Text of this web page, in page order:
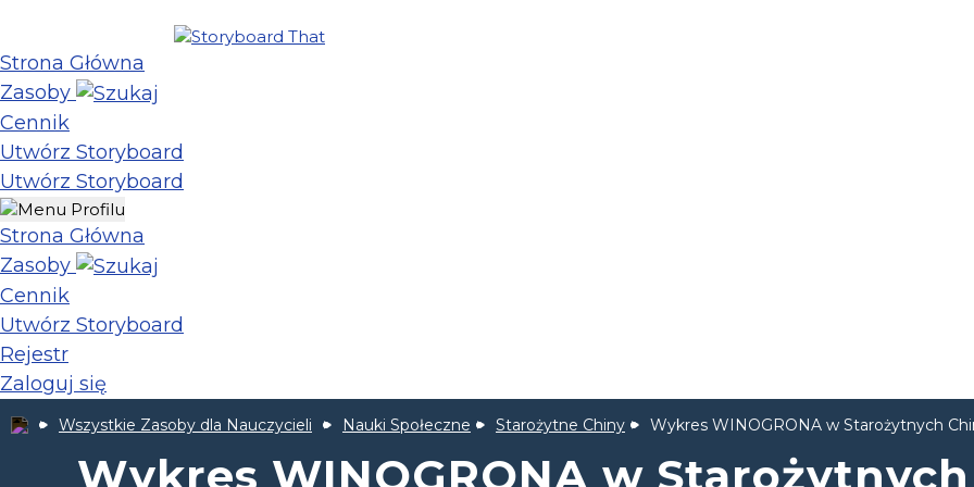
Strona Główna
Zasoby
Cennik
Utwórz Storyboard
Utwórz Storyboard
Strona Główna
Zasoby
Cennik
Utwórz Storyboard
Rejestr
Zaloguj się
Wszystkie Zasoby dla Nauczycieli Nauki Społeczne Starożytne Chiny Wykres WINOGRONA w Starożytnych
Wykres WINOGRONA w Starożytnych